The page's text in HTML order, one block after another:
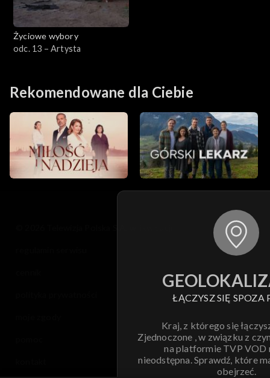
Życiowe wybory
odc. 13 – Artysta
Rekomendowane dla Ciebie
ŁĄCZYSZ SIĘ SPOZA
Kraj, z którego się
Zjednoczone , w związku z
na platformie TVP VOD
nieodstępna. Sprawdź, które
obejrzeć.